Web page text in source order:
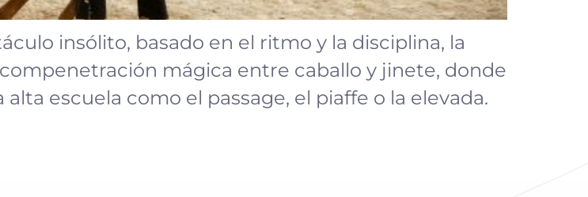
insólito, basado en el ritmo y la disciplina, la
compenetración mágica entre caballo y jinete, donde
escuela como el passage, el piaffe o la elevada.